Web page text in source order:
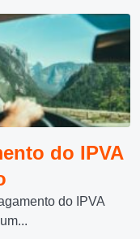
do IPVA
do IPVA